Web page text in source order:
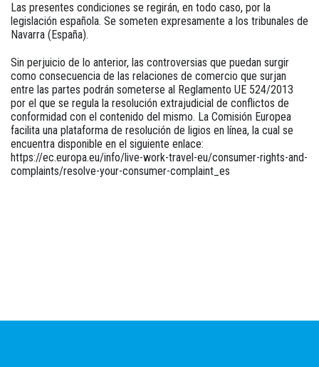
Las presentes condiciones se regirán, en todo caso, por la
legislación española. Se someten expresamente a los tribunales de
Navarra (España).
Sin perjuicio de lo anterior, las controversias que puedan surgir
como consecuencia de las relaciones de comercio que surjan
entre las partes podrán someterse al Reglamento UE 524/2013
por el que se regula la resolución extrajudicial de conflictos de
conformidad con el contenido del mismo. La Comisión Europea
facilita una plataforma de resolución de ligios en línea, la cual se
encuentra disponible en el siguiente enlace:
https://ec.europa.eu/info/live-work-travel-eu/consumer-rights-and-
complaints/resolve-your-consumer-complaint_es